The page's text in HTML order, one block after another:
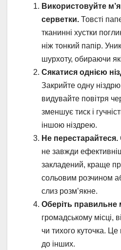
Використовуйте
серветки. Товсті
тканинні хустки
ніж тонкий папір.
шурхоту, обираючи
Сякатися однією
Закрийте одну
видувайте повітря
зменшує тиск і
іншою ніздрею.
Не перестарайтеся.
не завжди
закладений, краще
сольовим розчином
слиз розм’якне.
Оберіть правильне
громадському місці,
чи тихого куточка.
до інших.